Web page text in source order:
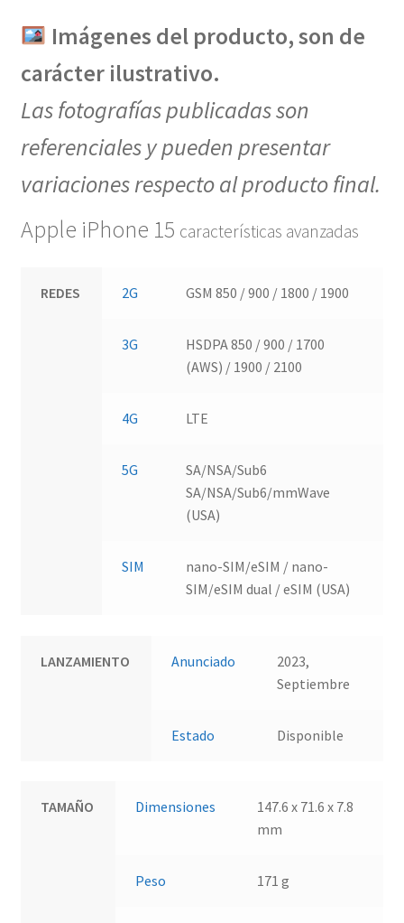
Imágenes del producto, son de
carácter ilustrativo.
Las fotografías publicadas son
referenciales y pueden presentar
variaciones respecto al producto final.
Apple iPhone 15 características avanzadas
REDES 2G GSM 850 / 900 / 1800 / 1900
3G
HSDPA 850 / 900 / 1700
(AWS) / 1900 / 2100
4G LTE
5G
SA/NSA/Sub6
SA/NSA/Sub6/mmWave
(USA)
SIM
nano-SIM/eSIM / nano-
SIM/eSIM dual / eSIM (USA)
LANZAMIENTO Anunciado
2023,
Septiembre
Estado Disponible
TAMAÑO Dimensiones
147.6 x 71.6 x 7.8
mm
Peso 171 g